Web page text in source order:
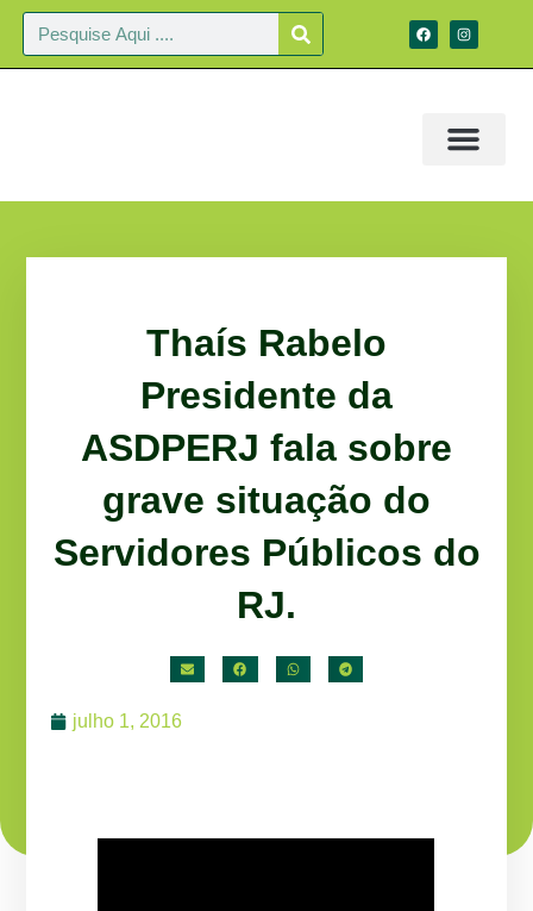
Thaís Rabelo
Presidente da
ASDPERJ fala sobre
grave situação do
Servidores Públicos do
RJ.
julho 1, 2016